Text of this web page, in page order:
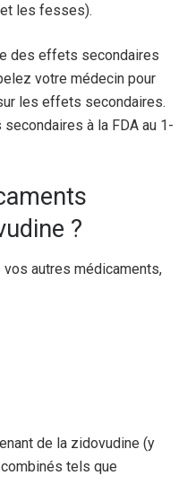
les fesses).
des effets secondaires
votre médecin pour
les effets secondaires.
à la FDA au 1-
?
autres médicaments,
de la zidovudine (y
tels que